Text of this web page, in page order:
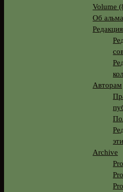
Volume
Об
Редакция
Авторам
Archive